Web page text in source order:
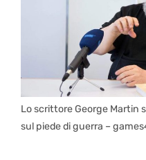
Lo scrittore George Martin
sul piede di guerra –